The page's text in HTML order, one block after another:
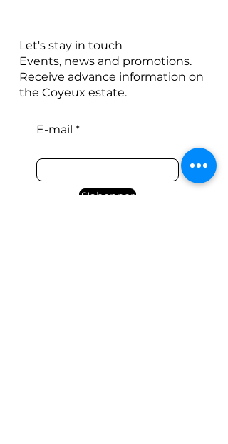
Let's stay in touch
Events, news and promotions.
Receive advance information on
the Coyeux estate.
E-mail
S'abonner